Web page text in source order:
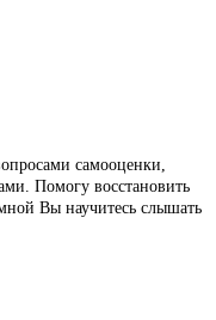
самооценки,
Помогу восстановить
Вы научитесь слышать